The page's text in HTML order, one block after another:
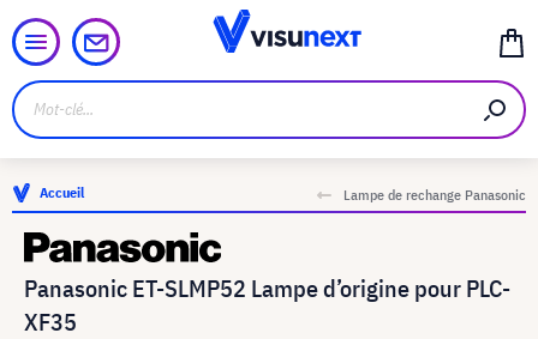
Accueil Lampe de rechange Panasonic
Panasonic ET-SLMP52 Lampe d’origine pour PLC-
XF35